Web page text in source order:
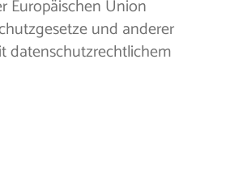
Europäischen Union
und anderer
datenschutzrechtlichem